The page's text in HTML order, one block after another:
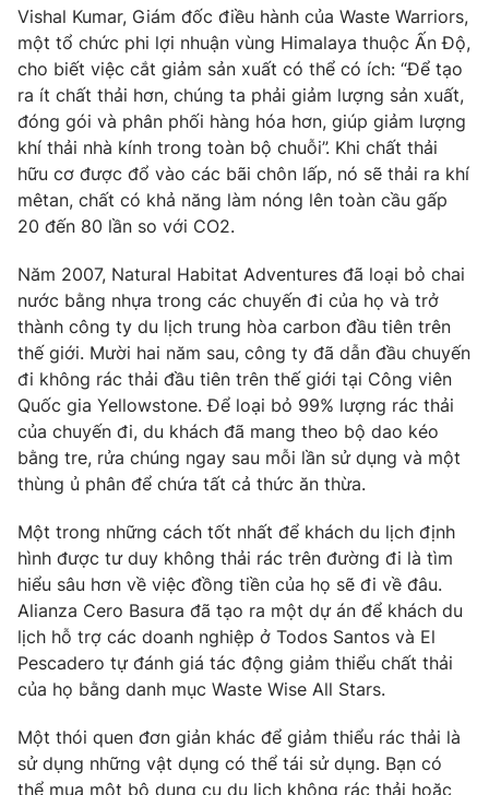
VTV Sức khoẻ Bất động sản
Thị trường 24h Tấm lòng Việt
VTV4 Vươn mình bằng AI
VTV9
Liên hệ tòa soạn English
THỜI BÁO VTV
Cơ quan chủ quản:Đài Truyền hình Việt Nam
Cơ quan báo chí:Thời báo VTV
Giấy phép hoạt động báo in và báo điện tử số 483/GP-BTTTT
cấp ngày 29/12/2023
Tổng Biên tập: Vũ Thanh Thủy
Nguyễn Trọng Ninh
Tổng đài VTV:024.38 355 931 - 024.38 355 932
Vishal Kumar, Giám đốc điều hành của Waste Warriors,
một tổ chức phi lợi nhuận vùng Himalaya thuộc Ấn Độ,
cho biết việc cắt giảm sản xuất có thể có ích: “Để tạo
ra ít chất thải hơn, chúng ta phải giảm lượng sản xuất,
đóng gói và phân phối hàng hóa hơn, giúp giảm lượng
khí thải nhà kính trong toàn bộ chuỗi”. Khi chất thải
hữu cơ được đổ vào các bãi chôn lấp, nó sẽ thải ra khí
mêtan, chất có khả năng làm nóng lên toàn cầu gấp
20 đến 80 lần so với CO2.
Năm 2007, Natural Habitat Adventures đã loại bỏ chai
nước bằng nhựa trong các chuyến đi của họ và trở
thành công ty du lịch trung hòa carbon đầu tiên trên
thế giới. Mười hai năm sau, công ty đã dẫn đầu chuyến
đi không rác thải đầu tiên trên thế giới tại Công viên
Quốc gia Yellowstone. Để loại bỏ 99% lượng rác thải
của chuyến đi, du khách đã mang theo bộ dao kéo
bằng tre, rửa chúng ngay sau mỗi lần sử dụng và một
thùng ủ phân để chứa tất cả thức ăn thừa.
Một trong những cách tốt nhất để khách du lịch định
hình được tư duy không thải rác trên đường đi là tìm
hiểu sâu hơn về việc đồng tiền của họ sẽ đi về đâu.
Alianza Cero Basura đã tạo ra một dự án để khách du
lịch hỗ trợ các doanh nghiệp ở Todos Santos và El
Pescadero tự đánh giá tác động giảm thiểu chất thải
của họ bằng danh mục Waste Wise All Stars.
Một thói quen đơn giản khác để giảm thiểu rác thải là
sử dụng những vật dụng có thể tái sử dụng. Bạn có
thể mua một bộ dụng cụ du lịch không rác thải hoặc